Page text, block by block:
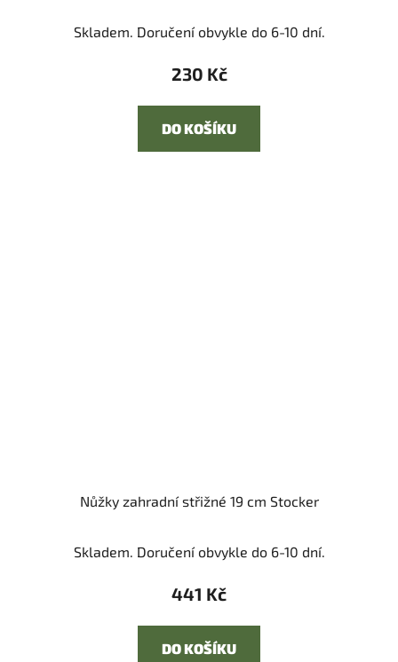
Skladem. Doručení obvykle do 6-10 dní.
230 Kč
DO KOŠÍKU
Nůžky zahradní střižné 19 cm Stocker
Skladem. Doručení obvykle do 6-10 dní.
441 Kč
DO KOŠÍKU